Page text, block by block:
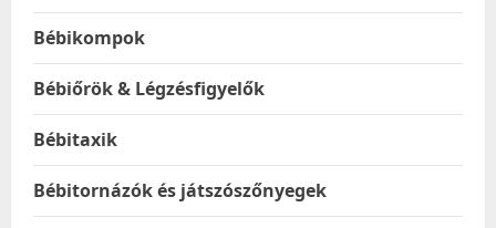
Bébikompok
Bébiőrök & Légzésfigyelők
Bébitaxik
Bébitornázók és játszószőnyegek